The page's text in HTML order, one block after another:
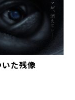
た残像